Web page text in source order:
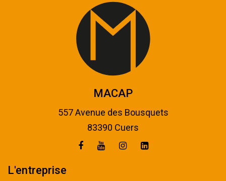
MACAP
557 Avenue des Bousquets
83390 Cuers
L'entreprise